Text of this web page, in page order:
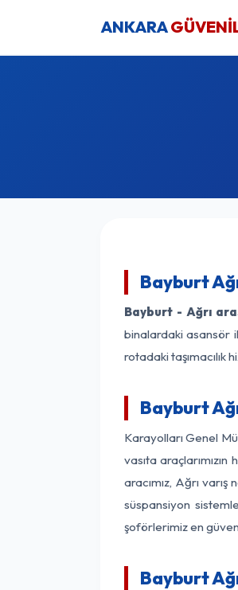
ANKARA
Bayburt
Bayburt - Ağrı
binalardaki asansör
rotadaki taşımacılık
Bayburt
Karayolları Genel
vasıta
aracımız, Ağrı
süspansiyon
şoförlerimiz en
Bayburt